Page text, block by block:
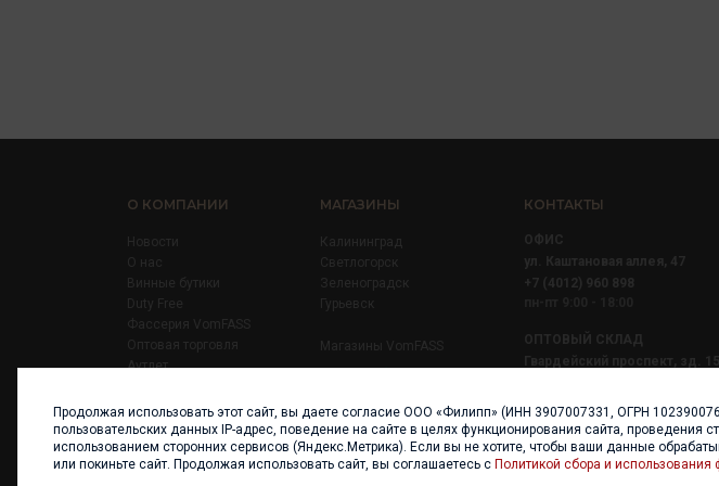
О КОМПАНИИ
Новости
О нас
Винные бутики
Duty Free
Фассерия VomFASS
Оптовая торговля
Аутлет
Карьера
Контакты
МАГАЗИНЫ
Калининград
Светлогорск
Зеленоградск
Гурьевск
Магазины VomFASS
КОНТАКТЫ
ОФИС
ул. Каштановая аллея, 47
+7 (4012) 960 898
ОПТОВЫЙ СКЛАД
Гвардейский проспект, зд.
пн-пт 8:00 - 17:00
Продолжая использовать этот сайт, вы даете согласие ООО «Филипп» (ИНН 3907007331, ОГРН
пользовательских данных IP-адрес, поведение на сайте в целях функционирования сайта, проведения
использованием сторонних сервисов (Яндекс.Метрика). Если вы не хотите, чтобы ваши данные
или покиньте сайт. Продолжая использовать сайт, вы соглашаетесь с Политикой сбора и